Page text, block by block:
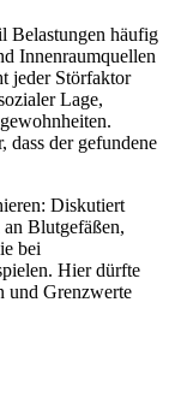
Belastungen häufig
Innenraumquellen
jeder Störfaktor
Lage,
dass der gefundene
Diskutiert
an Blutgefäßen,
bei
Hier dürfte
und Grenzwerte